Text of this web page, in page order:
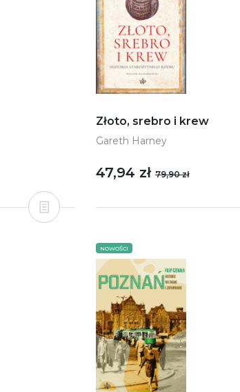
Złoto, srebro i krew
Gareth Harney
47,94 zł 79,90 zł
NOWOŚCI